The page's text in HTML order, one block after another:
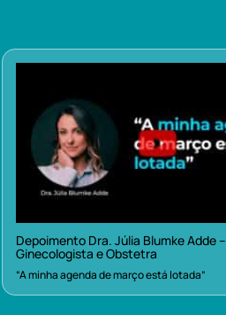
Depoimento Dra. Júlia Blumke Adde –
Ginecologista e Obstetra
“A minha agenda de março está lotada”